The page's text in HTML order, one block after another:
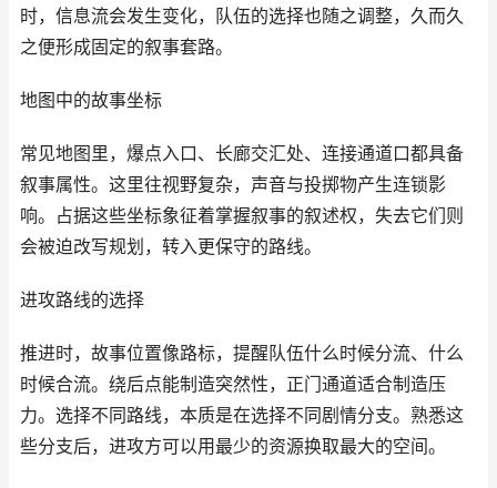
时，信息流会发生变化，队伍的选择也随之调整，久而久
之便形成固定的叙事套路。
地图中的故事坐标
常见地图里，爆点入口、长廊交汇处、连接通道口都具备
叙事属性。这里往视野复杂，声音与投掷物产生连锁影
响。占据这些坐标象征着掌握叙事的叙述权，失去它们则
会被迫改写规划，转入更保守的路线。
进攻路线的选择
推进时，故事位置像路标，提醒队伍什么时候分流、什么
时候合流。绕后点能制造突然性，正门通道适合制造压
力。选择不同路线，本质是在选择不同剧情分支。熟悉这
些分支后，进攻方可以用最少的资源换取最大的空间。